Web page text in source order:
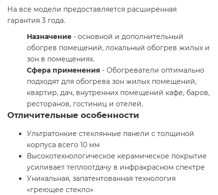
На все модели предоставляется расширенная
гарантия 3 года.
Назначение - основной и дополнительный
обогрев помещений, локальный обогрев жилых и
зон в помещениях.
Сфера применения - Обогреватели оптимально
подходят для обогрева зон жилых помещений,
квартир, дач, внутренних помещений кафе, баров,
ресторанов, гостиниц и отелей.
Отличительные особенности
Ультратонкие стеклянные панели с толщиной
корпуса всего 10 мм
Высокотехнологическое керамическое покрытие
усиливает теплоотдачу в инфракрасном спектре
Уникальная, запатентованная технология
«греющее стекло»